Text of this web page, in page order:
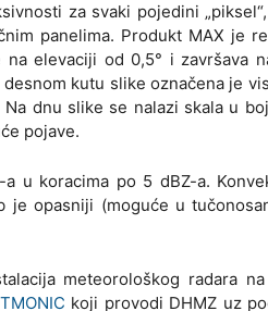
za svaki pojedini
panelima. Produkt MAX je
elevaciji od 0,5° i završava
kutu slike označena je
dnu slike se nalazi skala u
pojave.
u koracima po 5 dBZ-a.
je opasniji (moguće u
meteorološkog radara na
koji provodi DHMZ uz